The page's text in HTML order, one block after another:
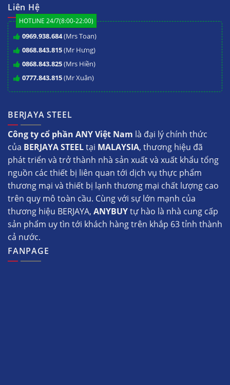
Liên Hệ
HOTLINE 24/7(8:00-22:00)
0969.938.684(Mrs Toan)
0868.843.815(Mr Hưng)
0868.843.825(Mrs Hiền)
0777.843.815(Mr Xuân)
BERJAYA STEEL
Công ty cổ phần ANY Việt Nam là đại lý chính thức
của BERJAYA STEELtại MALAYSIA, thương hiệu đã
phát triển và trở thành nhà sản xuất và xuất khẩu tổng
nguồn các thiết bị liên quan tới dịch vụ thực phẩm
thương mại và thiết bị lạnh thương mại chất lượng cao
trên quy mô toàn cầu. Cùng với sự lớn mạnh của
thương hiệu BERJAYA, ANYBUYtự hào là nhà cung cấp
sản phẩm uy tìn tới khách hàng trên khắp 63 tỉnh thành
cả nước.
FANPAGE